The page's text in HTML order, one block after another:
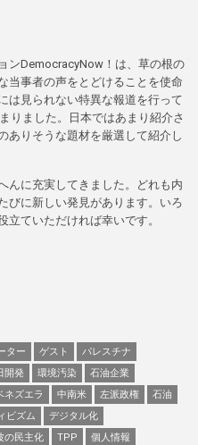
ンDemocracyNow！は、草の根の
当事者の声をとどけることを使命
は見られない特異な報道を行って
りました。日本ではあまり紹介さ
ありそうな題材を厳選して紹介し
んに充実してきました。どれも内
びに新しい発見があります。いろ
立ていただければ幸いです。
ター ゲスト
パレスチナ
開発 環境汚染
石油企業
ネズエラ 中南米 左派政権
石油
ビズム
デジタル化
の民主化 TPP 個人情報